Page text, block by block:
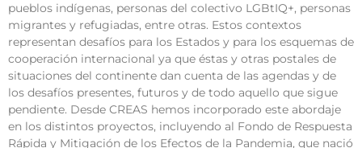
pueblos indígenas, personas del colectivo LGBtIQ+, personas
migrantes y refugiadas, entre otras. Estos contextos
representan desafíos para los Estados y para los esquemas de
cooperación internacional ya que éstas y otras postales de
situaciones del continente dan cuenta de las agendas y de
los desafíos presentes, futuros y de todo aquello que sigue
pendiente. Desde CREAS hemos incorporado este abordaje
en los distintos proyectos, incluyendo al Fondo de Respuesta
Rápida y Mitigación de los Efectos de la Pandemia, que nació